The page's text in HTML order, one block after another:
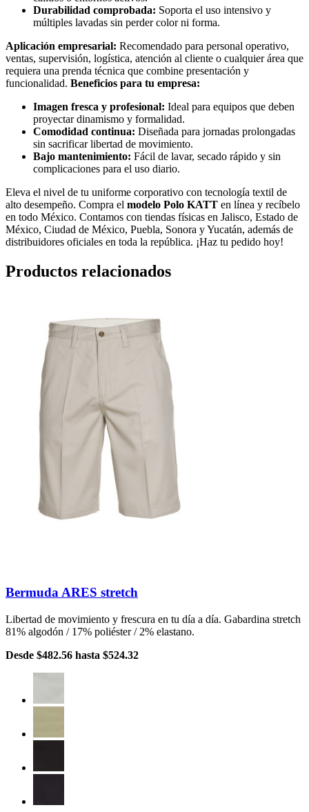
Durabilidad comprobada: Soporta el uso intensivo y
múltiples lavadas sin perder color ni forma.
Aplicación empresarial: Recomendado para personal operativo,
ventas, supervisión, logística, atención al cliente o cualquier área que
requiera una prenda técnica que combine presentación y
funcionalidad. Beneficios para tu empresa:
Imagen fresca y profesional: Ideal para equipos que deben
proyectar dinamismo y formalidad.
Comodidad continua: Diseñada para jornadas prolongadas
sin sacrificar libertad de movimiento.
Bajo mantenimiento: Fácil de lavar, secado rápido y sin
complicaciones para el uso diario.
Eleva el nivel de tu uniforme corporativo con tecnología textil de
alto desempeño. Compra el modelo Polo KATT en línea y recíbelo
en todo México. Contamos con tiendas físicas en Jalisco, Estado de
México, Ciudad de México, Puebla, Sonora y Yucatán, además de
distribuidores oficiales en toda la república. ¡Haz tu pedido hoy!
Productos relacionados
Bermuda ARES stretch
Libertad de movimiento y frescura en tu día a día. Gabardina stretch
81% algodón / 17% poliéster / 2% elastano.
Desde $482.56 hasta $524.32